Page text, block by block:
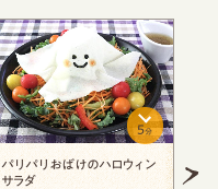
パリパリおばけのハロウィン
サラダ
5分